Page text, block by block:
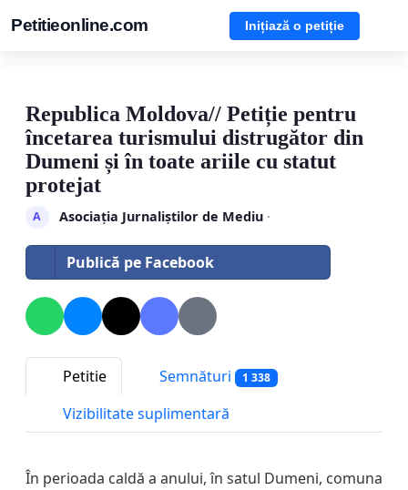
Petitieonline.com Inițiază o petiție
Republica Moldova// Petiție pentru
încetarea turismului distrugător din
Dumeni și în toate ariile cu statut
protejat
A Asociația Jurnaliștilor de Mediu·
Publică pe Facebook
Petitie Semnături 1 338
Vizibilitate suplimentară
În perioada caldă a anului, în satul Dumeni, comuna